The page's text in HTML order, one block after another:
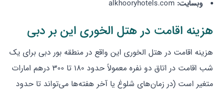
وبسایت:
هزینه اقامت در هتل الخوری این بر دبی
هزینه اقامت در هتل الخوری این واقع در منطقه بور دبی برای یک
شب اقامت در اتاق دو نفره معمولاً حدود ۱۸۰ تا ۳۰۰ درهم امارات
متغیر است (در زمان‌های شلوغ یا آخر هفته‌ها می‌تواند تا حدود